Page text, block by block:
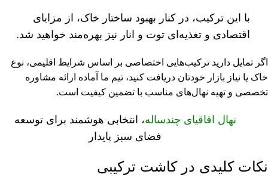
با این ترکیب، در کنار بهبود ساختار خاک، از مزایای
اقتصادی و تغذیه‌ای توت و انار نیز بهره‌مند خواهید شد.
اگر تمایل دارید ترکیب‌هایی اختصاصی بر اساس شرایط اقلیمی، نوع
خاک یا نیاز بازار خودتان دریافت کنید، تیم ما آماده ارائه مشاوره
تخصصی و تهیه نهال‌های مناسب با تضمین کیفیت است.
نهال اقاقیای چندساله، انتخابی هوشمند برای توسعه
فضای سبز پایدار
نکات کلیدی در کاشت ترکیبی